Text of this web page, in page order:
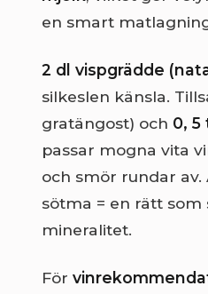
en smart
2 dl vispgrädde
silkeslen känsla.
gratängost) och 0,
passar mogna vita
och smör rundar
sötma = en rätt
mineralitet.
För